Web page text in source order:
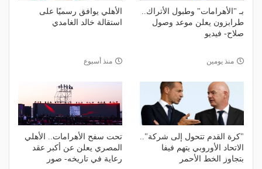
بـ "الأهرامات" وطبول الأتراك..
طرابزون يعلن موعد وصول
صلاح- فيديو
منذ يومين
الأهلي يوافق رسميًا على
استقالة خالد الغامدي
منذ أسبوع
"كرة القدم تتحول إلى شركة"..
الاتحاد الأوروبي يتهم فيفا
بتجاوز الخط الأحمر
تحت سفح الأهرامات.. الأهلي
المصري يعلن عن أكبر عقد
رعاية في تاريخه- صور